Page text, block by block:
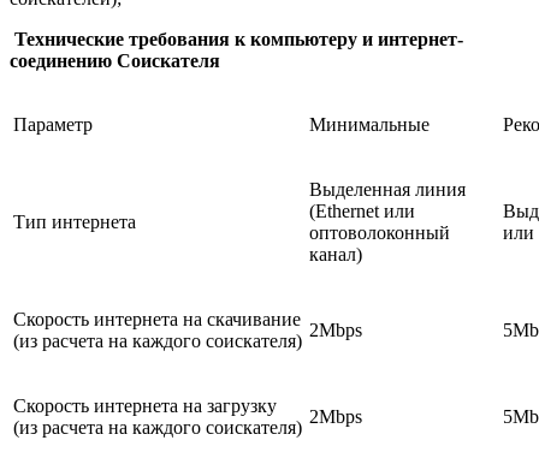
Технические требования к компьютеру и интернет-
соединению Соискателя
Параметр Минимальные
Тип интернета
Выделенная линия
(Ethernet или
оптоволоконный
канал)
или
Скорость интернета на скачивание
(из расчета на каждого соискателя)
2Mbps
Скорость интернета на загрузку
(из расчета на каждого соискателя)
2Mbps